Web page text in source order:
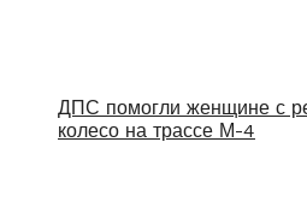
ДПС помогли женщине с
колесо на трассе М-4